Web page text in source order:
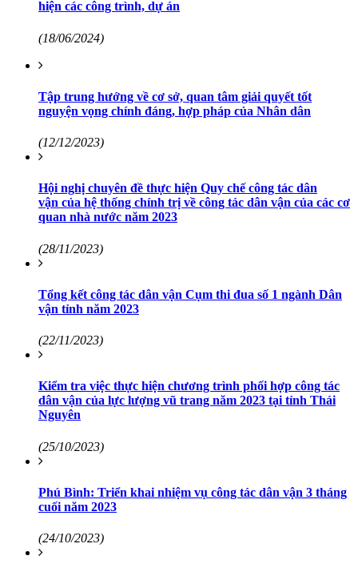
hiện các công trình, dự án
(18/06/2024)
Tập trung hướng về cơ sở, quan tâm giải quyết tốt
nguyện vọng chính đáng, hợp pháp của Nhân dân
(12/12/2023)
Hội nghị chuyên đề thực hiện Quy chế công tác dân
vận của hệ thống chính trị về công tác dân vận của các cơ
quan nhà nước năm 2023
(28/11/2023)
Tổng kết công tác dân vận Cụm thi đua số 1 ngành Dân
vận tỉnh năm 2023
(22/11/2023)
Kiểm tra việc thực hiện chương trình phối hợp công tác
dân vận của lực lượng vũ trang năm 2023 tại tỉnh Thái
Nguyên
(25/10/2023)
Phú Bình: Triển khai nhiệm vụ công tác dân vận 3 tháng
cuối năm 2023
(24/10/2023)